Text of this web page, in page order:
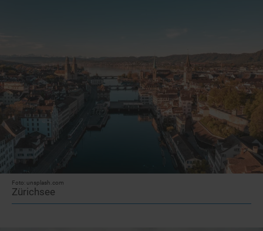
Foto: unsplash.com
Zürichsee